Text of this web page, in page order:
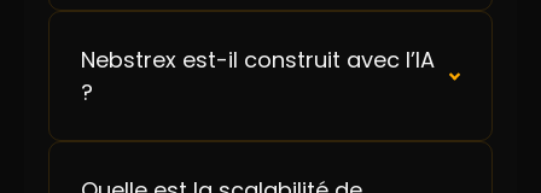
Nebstrex est-il construit avec l’IA
?